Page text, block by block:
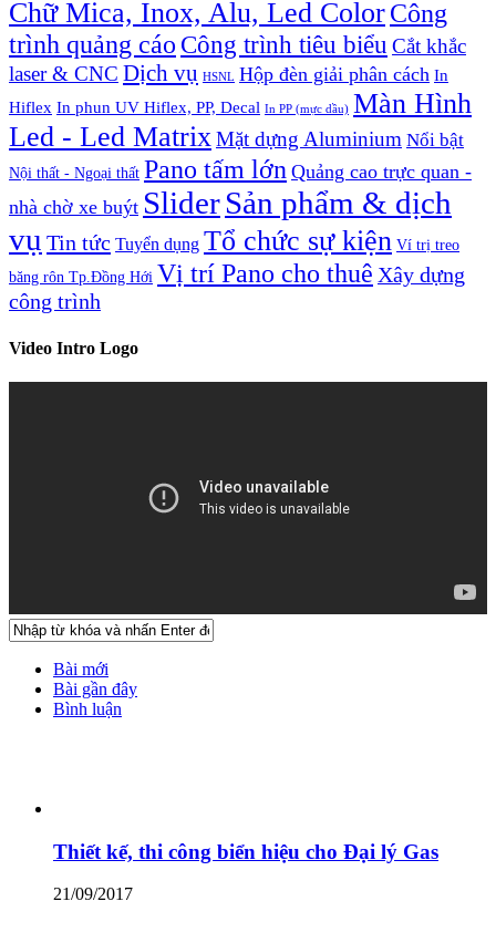
Chữ Mica, Inox, Alu, Led ColorCông
trình quảng cáo Công trình tiêu biểu Cắt khắc
laser & CNC Dịch vụ HSNL Hộp đèn giải phân cách In
Hiflex In phun UV Hiflex, PP, Decal In PP (mực dầu) Màn Hình
Led - Led MatrixMặt dựng Aluminium Nổi bật
Nội thất - Ngoại thất Pano tấm lớn Quảng cao trực quan -
nhà chờ xe buýt SliderSản phẩm & dịch
vụ Tin tức Tuyển dụng Tổ chức sự kiện Ví trị treo
băng rôn Tp.Đồng Hới Vị trí Pano cho thuê Xây dựng
công trình
Video Intro Logo
Bài mới
Bài gần đây
Bình luận
Thiết kế, thi công biển hiệu cho Đại lý Gas
21/09/2017